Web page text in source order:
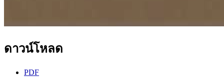
ดาวน์โหลด
PDF